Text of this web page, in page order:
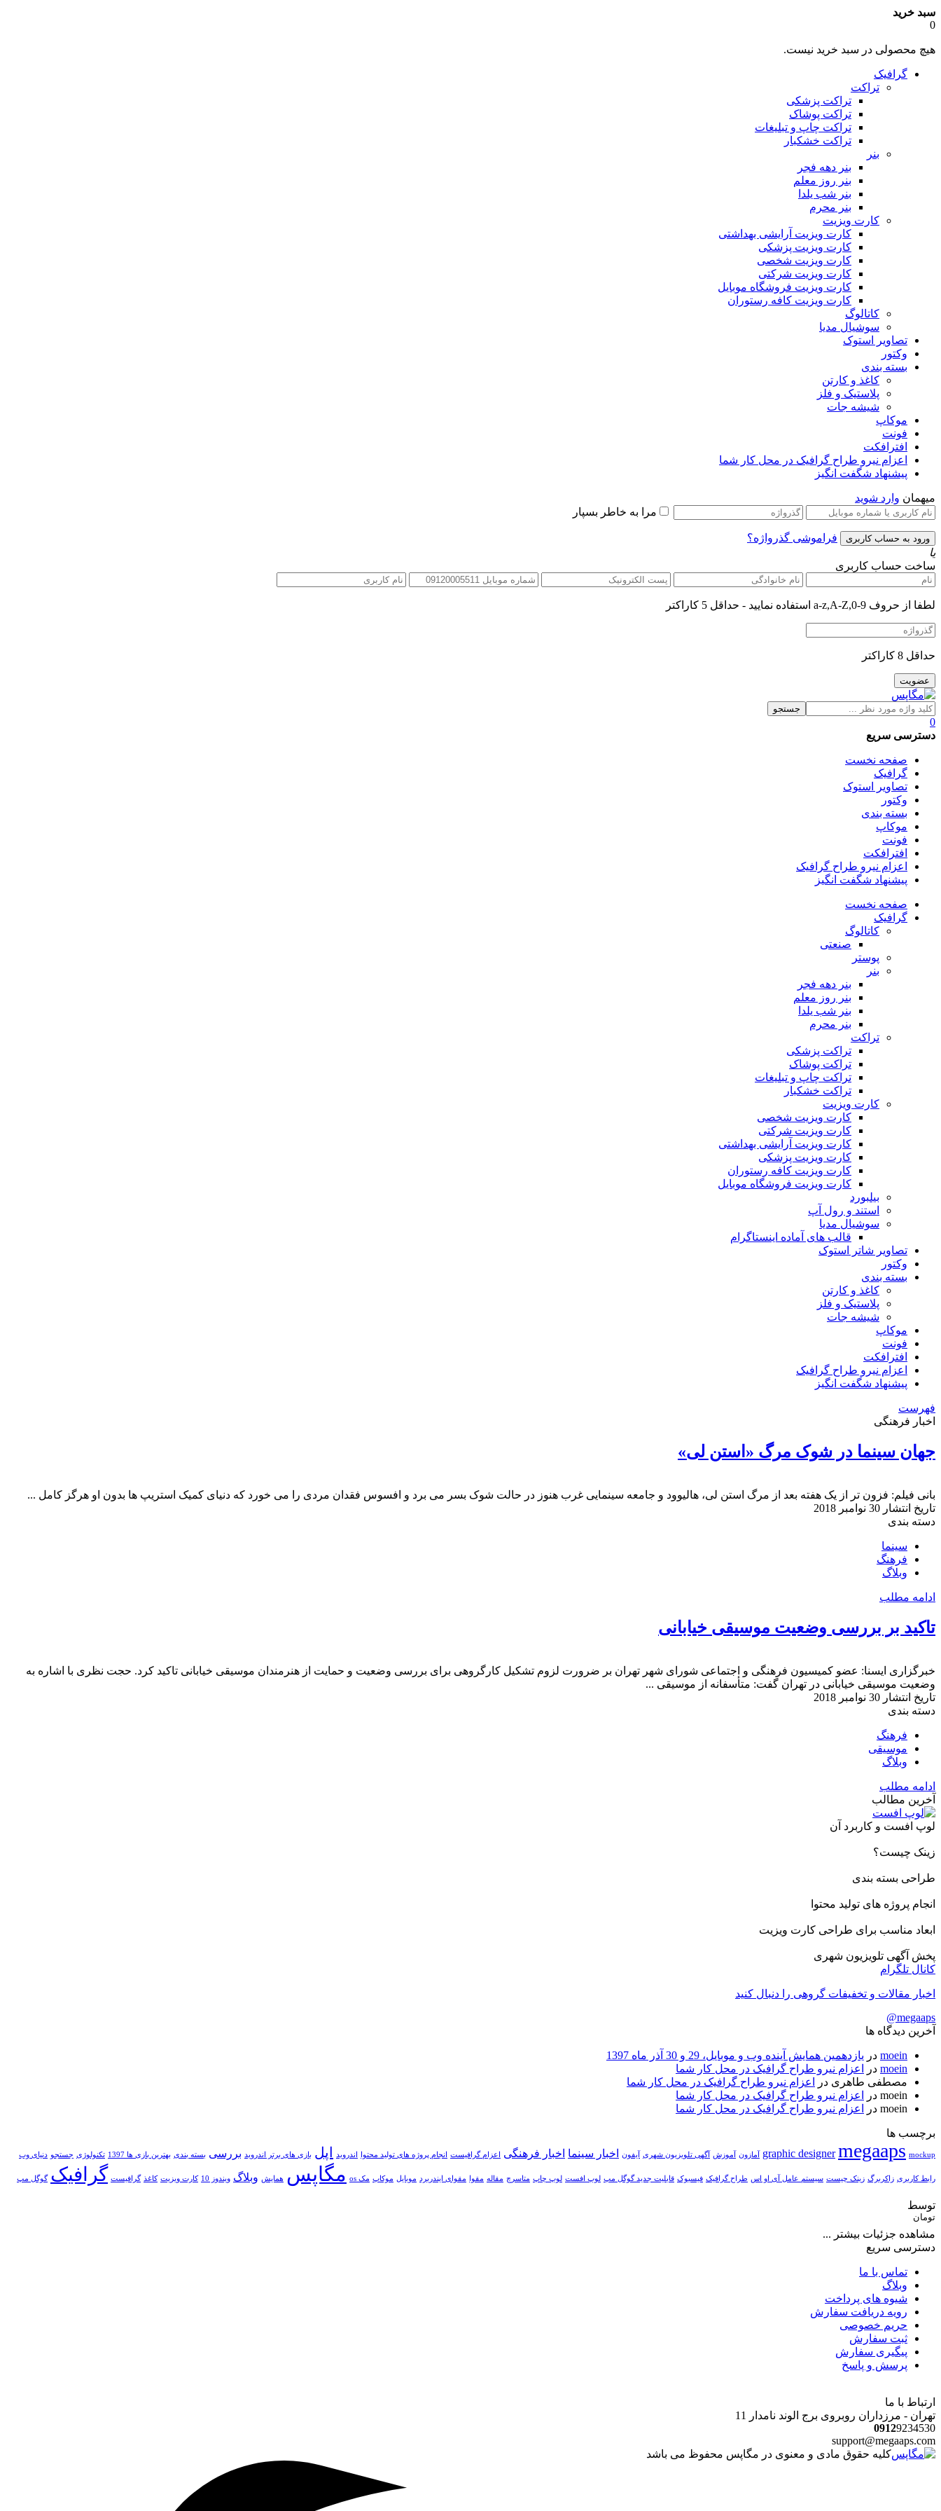
سبد خرید
0
هیچ محصولی در سبد خرید نیست.
گرافیک
تراکت
تراکت پزشکی
تراکت پوشاک
تراکت چاپ و تبلیغات
تراکت خشکبار
بنر
بنر دهه فجر
بنر روز معلم
بنر شب یلدا
بنر محرم
کارت ویزیت
کارت ویزیت آرایشی بهداشتی
کارت ویزیت پزشکی
کارت ویزیت شخصی
کارت ویزیت شرکتی
کارت ویزیت فروشگاه موبایل
کارت ویزیت کافه رستوران
کاتالوگ
سوشیال مدیا
تصاویر استوک
وکتور
بسته بندی
کاغذ و کارتن
پلاستیک و فلز
شیشه جات
موکاپ
فونت
افترافکت
اعزام نیرو طراح گرافیک در محل کار شما
پیشنهاد شگفت انگیز
میهمان وارد شوید
مرا به خاطر بسپار
فراموشی گذرواژه؟
یا
ساخت حساب کاربری
لطفا از حروف a-z,A-Z,0-9 استفاده نمایید - حداقل 5 کاراکتر
حداقل 8 کاراکتر
جستجو
0
دسترسی سریع
صفحه نخست
گرافیک
تصاویر استوک
وکتور
بسته بندی
موکاپ
فونت
افترافکت
اعزام نیرو طراح گرافیک
پیشنهاد شگفت انگیز
صفحه نخست
گرافیک
کاتالوگ
صنعتی
پوستر
بنر
بنر دهه فجر
بنر روز معلم
بنر شب یلدا
بنر محرم
تراکت
تراکت پزشکی
تراکت پوشاک
تراکت چاپ و تبلیغات
تراکت خشکبار
کارت ویزیت
کارت ویزیت شخصی
کارت ویزیت شرکتی
کارت ویزیت آرایشی بهداشتی
کارت ویزیت پزشکی
کارت ویزیت کافه رستوران
کارت ویزیت فروشگاه موبایل
بیلبورد
استند و رول آپ
سوشیال مدیا
قالب های آماده اینستاگرام
تصاویر شاتر استوک
وکتور
بسته بندی
کاغذ و کارتن
پلاستیک و فلز
شیشه جات
موکاپ
فونت
افترافکت
اعزام نیرو طراح گرافیک
پیشنهاد شگفت انگیز
فهرست
اخبار فرهنگی
جهان سینما در شوک مرگ «استن لی»
بانی فیلم: فزون تر از یک هفته بعد از مرگ استن لی، هالیوود و جامعه سینمایی غرب هنوز در حالت شوک بسر می برد و افسوس فقدان مردی را می خورد که دنیای کمیک استریپ ها بدون او هرگز کامل ...
تاریخ انتشار 30 نوامبر 2018
دسته بندی
سینما
فرهنگ
وبلاگ
ادامه مطلب
تاکید بر بررسی وضعیت موسیقی خیابانی
خبرگزاری ایسنا: عضو کمیسیون فرهنگی و اجتماعی شورای شهر تهران بر ضرورت لزوم تشکیل کارگروهی برای بررسی وضعیت و حمایت از هنرمندان موسیقی خیابانی تاکید کرد. حجت نظری با اشاره به
وضعیت موسیقی خیابانی در تهران گفت: متأسفانه از موسیقی ...
تاریخ انتشار 30 نوامبر 2018
دسته بندی
فرهنگ
موسیقی
وبلاگ
ادامه مطلب
آخرین مطالب
لوپ افست و کاربرد آن
زینک چیست؟
طراحی بسته بندی
انجام پروژه های تولید محتوا
ابعاد مناسب برای طراحی کارت ویزیت
پخش آگهی تلویزیون شهری
کانال تلگرام
اخبار مقالات و تخفیفات گروهی را دنبال کنید
megaaps@
آخرین دیدگاه ها
moein در یازدهمین همایش آینده وب و موبایل، 29 و 30 آذر ماه 1397
moein در
اعزام نیرو طراح گرافیک در محل کار شما
مصطفی طاهری در
اعزام نیرو طراح گرافیک در محل کار شما
moein در
اعزام نیرو طراح گرافیک در محل کار شما
moein در اعزام نیرو طراح گرافیک در محل کار شما
برچسب ها
graphic designer megaaps mockup آمازون آموزش آگهی تلویزیون شهری آیفون اخبار سینما اخبار فرهنگی اعزام گرافیست انجام پروژه های تولید محتوا اندروید اپل بازی های برتر اندروید بررسی بسته بندی بهترین بازی ها 1397 تکنولوژی جستجو دنیای وب
رابط کاربری زاکربرگ زینک چیست سیستم عامل آی او اس طراح گرافیک فیسبوک قابلیت جدید گوگل مپ لوپ افست لوپ چاپ متاسرچ مقاله مقوا مقوای ایندربرد موبایل موکاپ مک os مگاپس همایش وبلاگ ویندوز 10 کارت ویزیت کاغذ گرافیست گرافیک گوگل مپ
توسط
تومان
مشاهده جزئیات بیشتر ...
دسترسی سریع
تماس با ما
وبلاگ
شیوه های پرداخت
رویه دریافت سفارش
حریم خصوصی
ثبت سفارش
پیگیری سفارش
پرسش و پاسخ
ارتباط با ما
تهران - مرزداران روبروی برج الوند نامدار 11
09129234530
support@megaaps.com
کلیه حقوق مادی و معنوی در مگاپس محفوظ می باشد